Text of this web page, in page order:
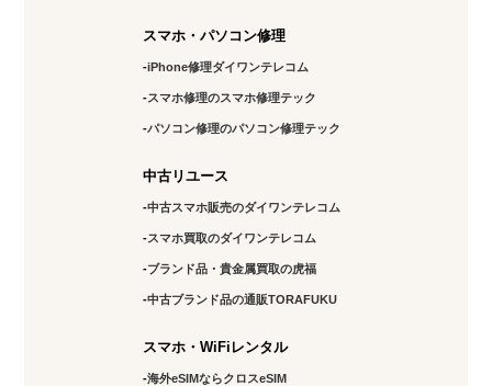
スマホ・パソコン修理
iPhone修理ダイワンテレコム
スマホ修理のスマホ修理テック
パソコン修理のパソコン修理テック
中古リユース
中古スマホ販売のダイワンテレコム
スマホ買取のダイワンテレコム
ブランド品・貴金属買取の虎福
中古ブランド品の通販TORAFUKU
スマホ・WiFiレンタル
海外eSIMならクロスeSIM